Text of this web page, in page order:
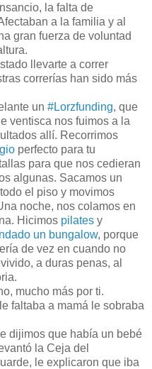
la falta de
a la familia y al
gran fuerza de voluntad
llevarte a correr
correrías han sido más
un #Lorzfunding, que
ventisca nos fuimos a la
allí. Recorrimos
perfecto para tu
para que nos cedieran
algunas. Sacamos un
el piso y movimos
noche, nos colamos en
Hicimos pilates y
un bungalow, porque
de vez en cuando no
a duras penas, al
mucho más por ti.
faltaba a mamá le sobraba
dijimos que había un bebé
la Ceja del
le explicaron que iba